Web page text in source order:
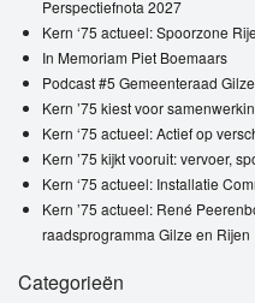
Perspectiefnota 2027
Kern ‘75 actueel: Spoorzone
In Memoriam Piet Boemaars
Podcast #5 Gemeenteraad
Kern ’75 kiest voor
Kern ‘75 actueel: Actief op
Kern ’75 kijkt vooruit: vervoer,
Kern ‘75 actueel: Installatie
Kern ’75 actueel: René
raadsprogramma Gilze en Rijen
Categorieën